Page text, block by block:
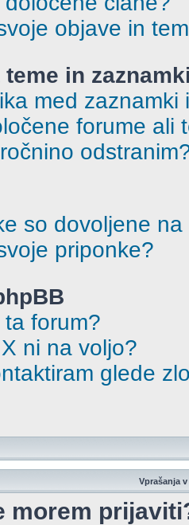
objave in
in
med
forume ali
so dovoljene
priponke?
forum?
ni na voljo?
glede
Vprašanja
morem